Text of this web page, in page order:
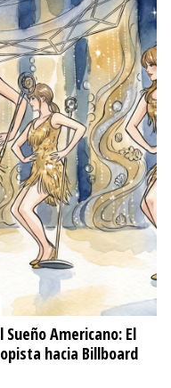
Americano: El
hacia Billboard